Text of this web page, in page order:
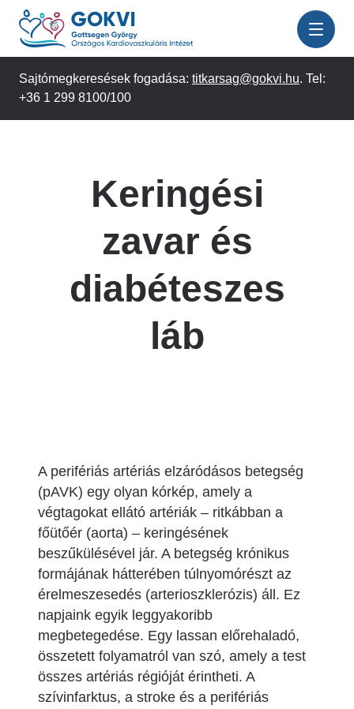
Ugrás
tartalomra
Sajtómegkeresések fogadása: titkarsag@gokvi.hu. Tel:
+36 1 299 8100/100
Keringési
zavar és
diabéteszes
láb
A perifériás artériás elzáródásos betegség
(pAVK) egy olyan kórkép, amely a
végtagokat ellátó artériák – ritkábban a
főütőér (aorta) – keringésének
beszűkülésével jár. A betegség krónikus
formájának hátterében túlnyomórészt az
érelmeszesedés (arterioszklerózis) áll. Ez
napjaink egyik leggyakoribb
megbetegedése. Egy lassan előrehaladó,
összetett folyamatról van szó, amely a test
összes artériás régióját érintheti. A
szívinfarktus, a stroke és a perifériás